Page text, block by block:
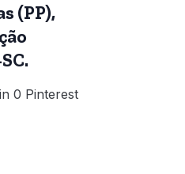
(PP),
0 Pinterest